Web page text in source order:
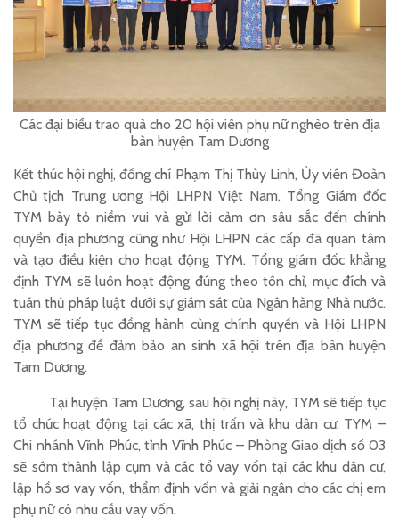
Các đại biểu trao quà cho 20 hội viên phụ nữ nghèo trên địa
bàn huyện Tam Dương
Kết thúc hội nghị, đồng chí Phạm Thị Thùy Linh, Ủy viên Đoàn
Chủ tịch Trung ương Hội LHPN Việt Nam, Tổng Giám đốc
TYM bày tỏ niềm vui và gửi lời cảm ơn sâu sắc đến chính
quyền địa phương cũng như Hội LHPN các cấp đã quan tâm
và tạo điều kiện cho hoạt động TYM. Tổng giám đốc khẳng
định TYM sẽ luôn hoạt động đúng theo tôn chỉ, mục đích và
tuân thủ pháp luật dưới sự giám sát của Ngân hàng Nhà nước.
TYM sẽ tiếp tục đồng hành cùng chính quyền và Hội LHPN
địa phương để đảm bảo an sinh xã hội trên địa bàn huyện
Tam Dương.
Tại huyện Tam Dương, sau hội nghị này, TYM sẽ tiếp tục
tổ chức hoạt động tại các xã, thị trấn và khu dân cư. TYM –
Chi nhánh Vĩnh Phúc, tỉnh Vĩnh Phúc – Phòng Giao dịch số 03
sẽ sớm thành lập cụm và các tổ vay vốn tại các khu dân cư,
lập hồ sơ vay vốn, thẩm định vốn và giải ngân cho các chị em
phụ nữ có nhu cầu vay vốn.